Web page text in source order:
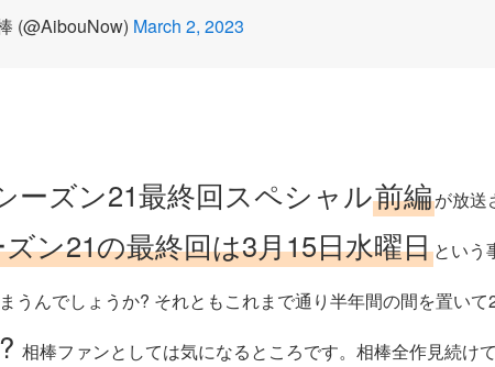
(@AibouNow) March 2, 2023
ーズン21最終回スペシャル前編が放送
ン21の最終回は3月15日水曜日という
うんでしょうか? それともこれまで通り半年間の間を置いて
相棒ファンとしては気になるところです。相棒全作見続け